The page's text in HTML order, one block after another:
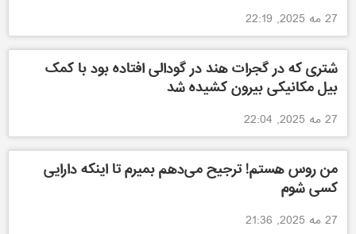
27 مه 2025, 22:19
شتری که در گجرات هند در گودالی افتاده بود با کمک
بیل مکانیکی بیرون کشیده شد
27 مه 2025, 22:04
من روس هستم! ترجیح می‌دهم بمیرم تا اینکه دارایی
کسی شوم
27 مه 2025, 21:36